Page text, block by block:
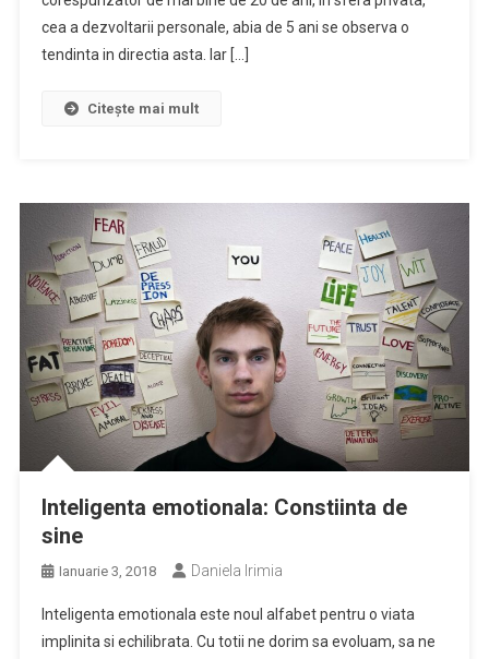
cea a dezvoltarii personale, abia de 5 ani se observa o
tendinta in directia asta. Iar […]
Citește mai mult
Inteligenta emotionala: Constiinta de
sine
Ianuarie 3, 2018 Daniela Irimia
Inteligenta emotionala este noul alfabet pentru o viata
implinita si echilibrata. Cu totii ne dorim sa evoluam, sa ne